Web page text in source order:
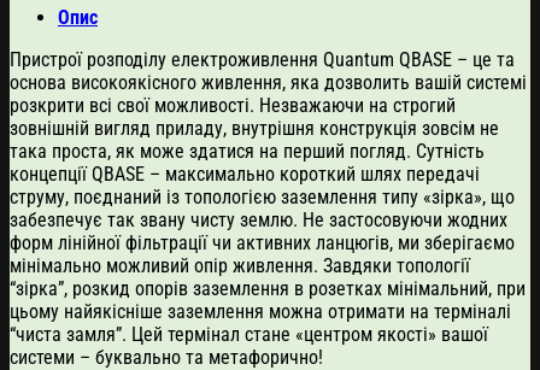
кількість
Опис
Пристрої розподілу електроживлення Quantum QBASE – це та
основа високоякісного живлення, яка дозволить вашій системі
розкрити всі свої можливості. Незважаючи на строгий
зовнішній вигляд приладу, внутрішня конструкція зовсім не
така проста, як може здатися на перший погляд. Сутність
концепції QBASE – максимально короткий шлях передачі
струму, поєднаний із топологією заземлення типу «зірка», що
забезпечує так звану чисту землю. Не застосовуючи жодних
форм лінійної фільтрації чи активних ланцюгів, ми зберігаємо
мінімально можливий опір живлення. Завдяки топології
“зірка”, розкид опорів заземлення в розетках мінімальний, при
цьому найякісніше заземлення можна отримати на терміналі
“чиста замля”. Цей термінал стане «центром якості» вашої
системи – буквально та метафорично!